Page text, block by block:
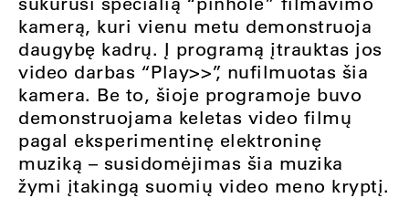
kamerą, kuri vienu metu demonstruoja
daugybę kadrų. Į programą įtrauktas jos
video darbas “Play>>”, nufilmuotas šia
kamera. Be to, šioje programoje buvo
demonstruojama keletas video filmų
pagal eksperimentinę elektroninę
muziką – susidomėjimas šia muzika
žymi įtakingą suomių video meno kryptį.